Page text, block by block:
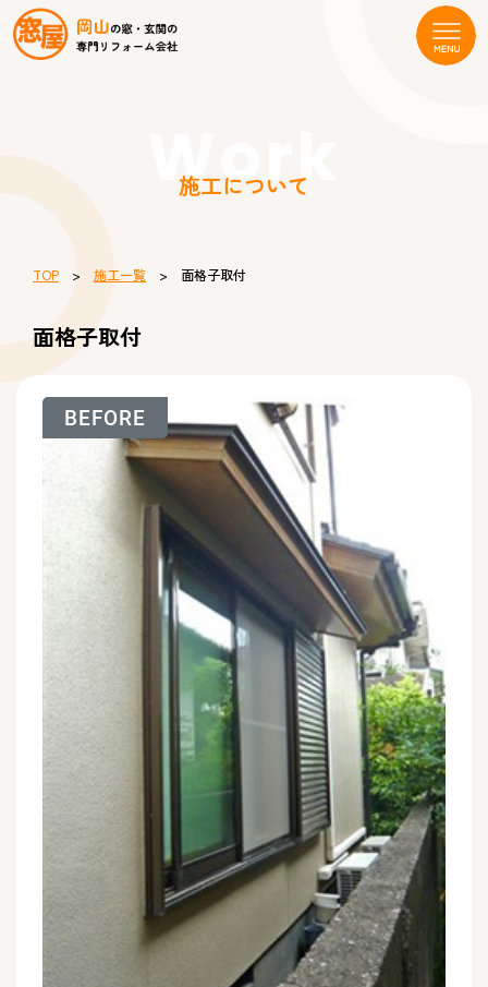
Work
施工について
TOP > 施工一覧 > 面格子取付
面格子取付
BEFORE